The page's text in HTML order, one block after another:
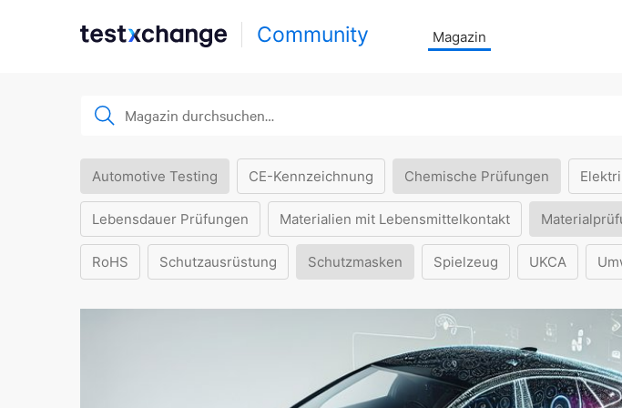
Community Magazin
Automotive Testing CE-Kennzeichnung Chemische Prüfungen
Lebensdauer Prüfungen Materialien mit Lebensmittelkontakt
RoHS Schutzausrüstung Schutzmasken Spielzeug UKCA